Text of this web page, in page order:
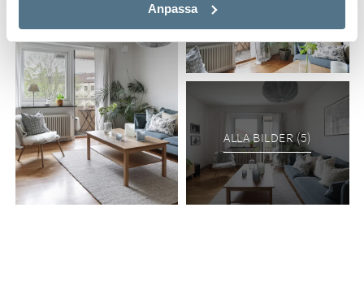
Anpassa
ALLA BILDER (5)